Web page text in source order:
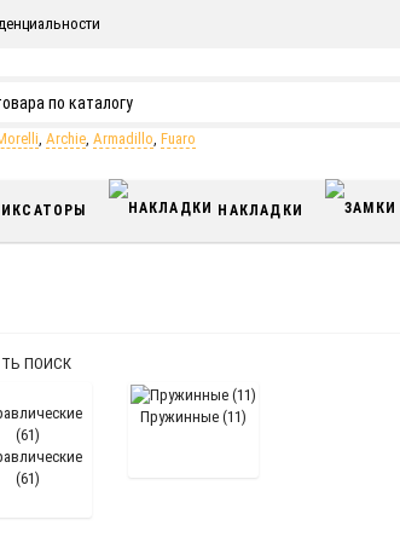
, Archie, Armadillo, Fuaro
НАКЛАДКИ
ПОИСК
(61)
Пружинные (11)